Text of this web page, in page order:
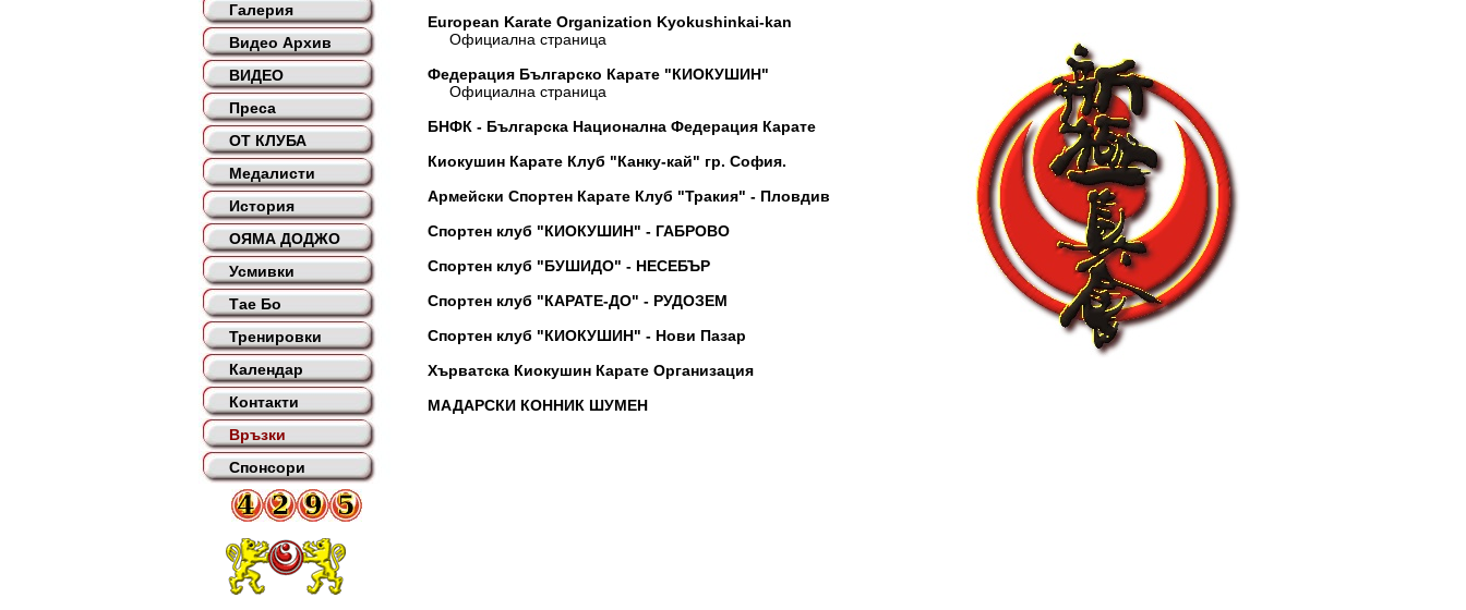
Галерия
Видео Архив
ВИДЕО
Преса
ОТ КЛУБА
Медалисти
История
ОЯМА ДОДЖО
Усмивки
Тае Бо
Тренировки
Календар
Контакти
Връзки
Спонсори
European Karate Organization Kyokushinkai-kan
Официална страница
Федерация Българско Карате "КИОКУШИН"
Официална страница
БНФК - Българска Национална Федерация Карате
Киокушин Карате Клуб "Канку-кай" гр. София.
Армейски Спортен Карате Клуб "Тракия" - Пловдив
Спортен клуб "КИОКУШИН" - ГАБРОВО
Спортен клуб "БУШИДО" - НЕСЕБЪР
Спортен клуб "КАРАТЕ-ДО" - РУДОЗЕМ
Спортен клуб "КИОКУШИН" - Нови Пазар
Хърватска Киокушин Карате Организация
МАДАРСКИ КОННИК ШУМЕН